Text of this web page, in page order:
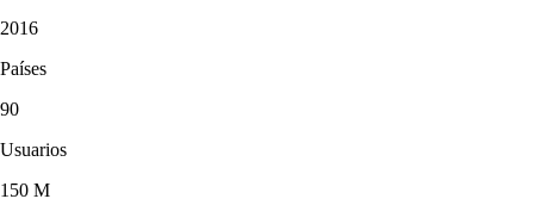
2016
Países
90
Usuarios
150 M